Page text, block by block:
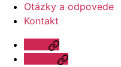
Otázky a odpovede
Kontakt